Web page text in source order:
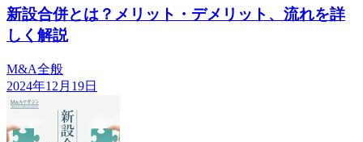
新設合併とは？メリット・デメリット、流れを詳
しく解説
M&A全般
2024年12月19日